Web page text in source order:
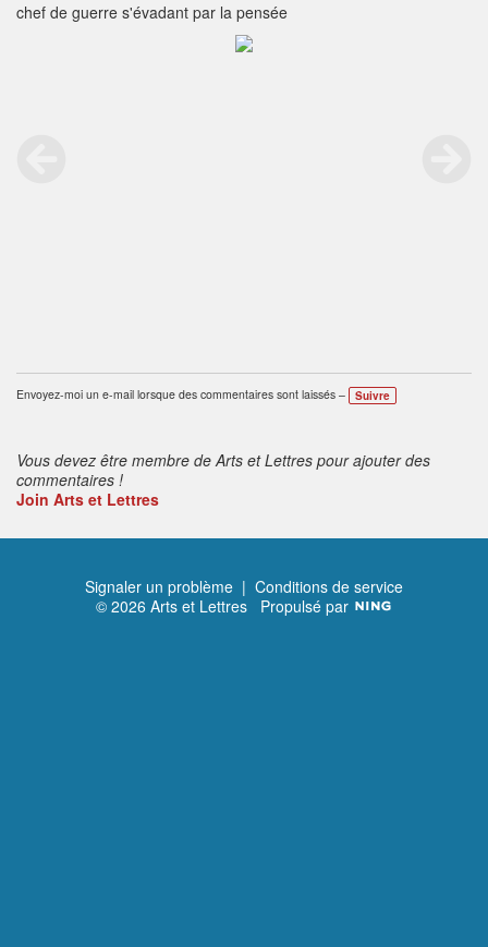
chef de guerre s'évadant par la pensée
Envoyez-moi un e-mail lorsque des commentaires sont laissés – Suivre
Vous devez être membre de Arts et Lettres pour ajouter des
commentaires !
Join Arts et Lettres
Signaler un problème | Conditions de service
© 2026 Arts et Lettres Propulsé par